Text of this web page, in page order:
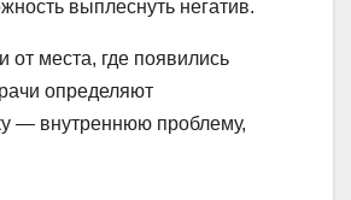
выплеснуть негатив.
от места, где появились
определяют
— внутреннюю проблему,